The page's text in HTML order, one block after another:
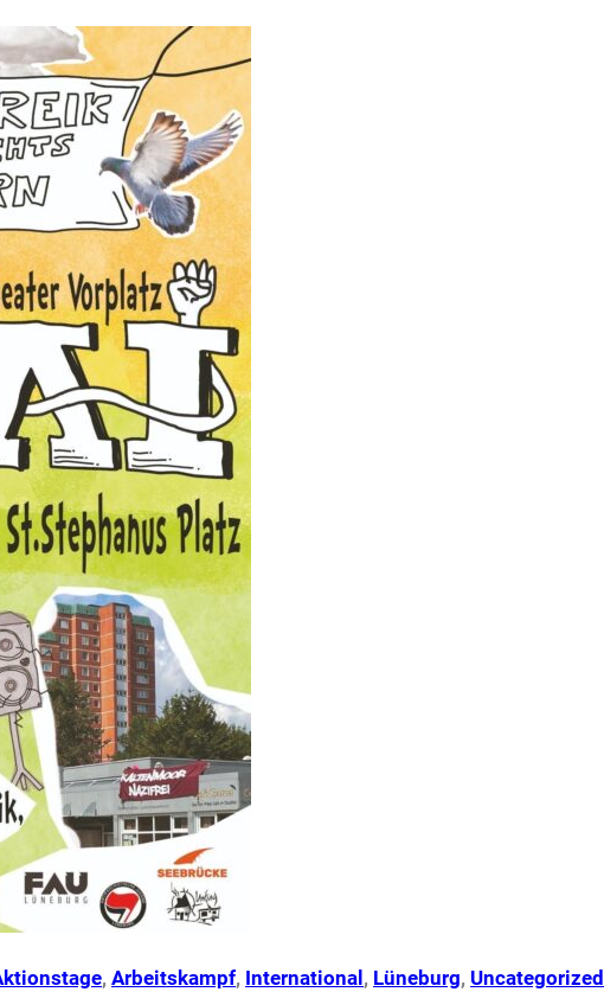
, Arbeitskampf, International , Lüneburg, Uncategorized